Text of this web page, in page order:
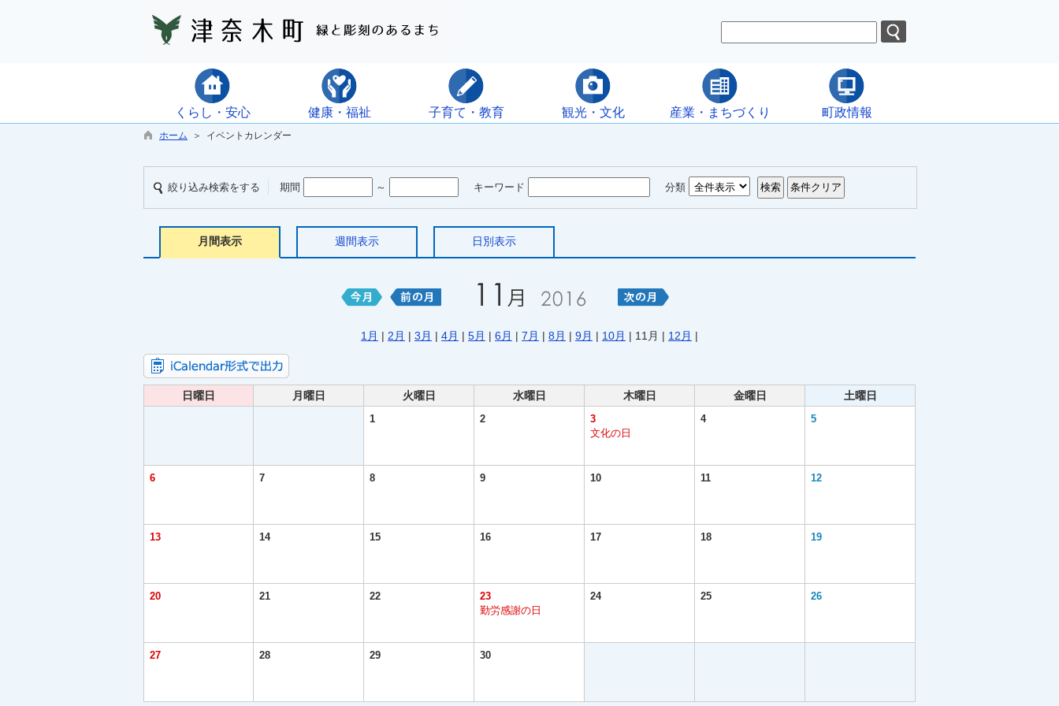
くらし・安心 健康・福祉 子育て・教育 観光・文化 産業・まちづくり 町政情報
ホーム ＞ イベントカレンダー
絞り込み検索をする 期間 ～ キーワード 分類
月間表示 週間表示 日別表示
1月 | 2月 | 3月 | 4月 | 5月 | 6月 | 7月 | 8月 | 9月 | 10月 | 11月 | 12月 |
日曜日 月曜日 火曜日 水曜日 木曜日 金曜日 土曜日
1 2
3
文化の日
4 5
6 7 8 9 10 11 12
13 14 15 16 17 18 19
20 21 22
23
勤労感謝の日
24 25 26
27 28 29 30